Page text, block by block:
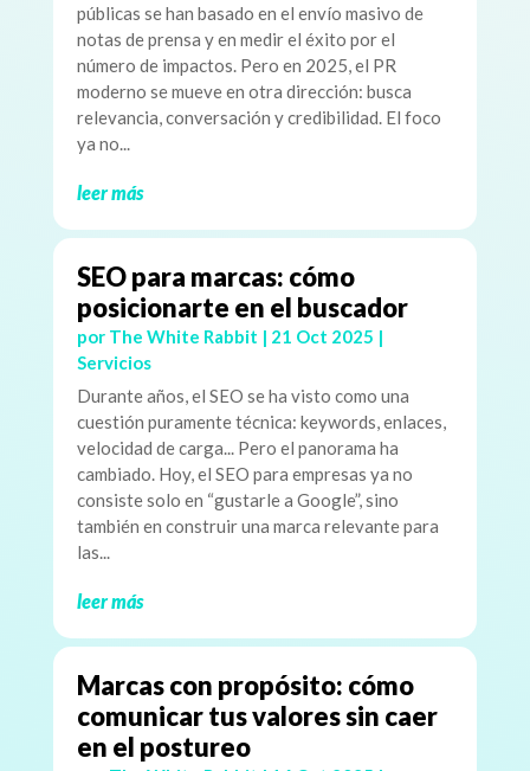
públicas se han basado en el envío masivo de
notas de prensa y en medir el éxito por el
número de impactos. Pero en 2025, el PR
moderno se mueve en otra dirección: busca
relevancia, conversación y credibilidad. El foco
ya no...
leer más
SEO para marcas: cómo
posicionarte en el buscador
por The White Rabbit | 21 Oct 2025 |
Servicios
Durante años, el SEO se ha visto como una
cuestión puramente técnica: keywords, enlaces,
velocidad de carga... Pero el panorama ha
cambiado. Hoy, el SEO para empresas ya no
consiste solo en “gustarle a Google”, sino
también en construir una marca relevante para
las...
leer más
Marcas con propósito: cómo
comunicar tus valores sin caer
en el postureo